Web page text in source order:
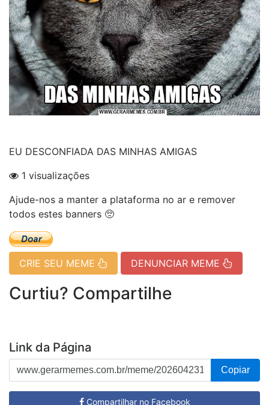
EU DESCONFIADA DAS MINHAS AMIGAS
1 visualizações
Ajude-nos a manter a plataforma no ar e remover
todos estes banners 🥺
CRIE SEU MEME DENUNCIAR MEME
Curtiu? Compartilhe
Link da Página
Copiar
Compartilhar no Facebook